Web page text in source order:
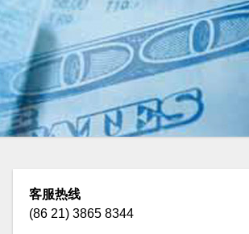
客服热线
(86 21) 3865 8344